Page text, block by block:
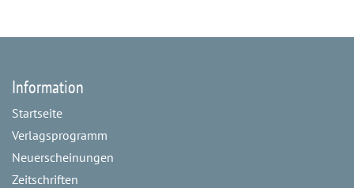
Information
Startseite
Verlagsprogramm
Neuerscheinungen
Zeitschriften